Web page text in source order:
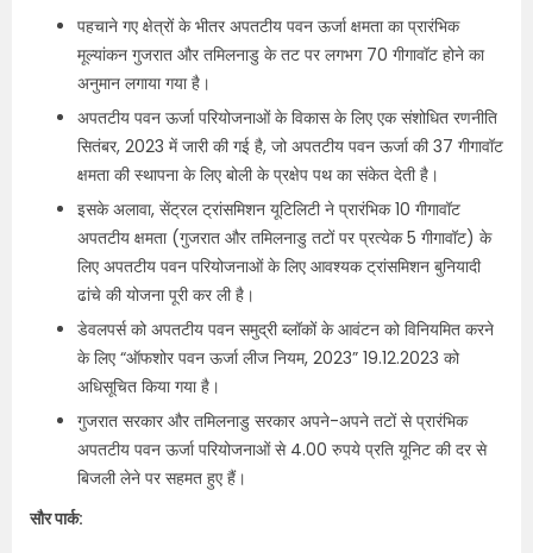
पहचाने गए क्षेत्रों के भीतर अपतटीय पवन ऊर्जा क्षमता का प्रारंभिक
मूल्यांकन गुजरात और तमिलनाडु के तट पर लगभग 70 गीगावॉट होने का
अनुमान लगाया गया है।
अपतटीय पवन ऊर्जा परियोजनाओं के विकास के लिए एक संशोधित रणनीति
सितंबर, 2023 में जारी की गई है, जो अपतटीय पवन ऊर्जा की 37 गीगावॉट
क्षमता की स्थापना के लिए बोली के प्रक्षेप पथ का संकेत देती है।
इसके अलावा, सेंट्रल ट्रांसमिशन यूटिलिटी ने प्रारंभिक 10 गीगावॉट
अपतटीय क्षमता (गुजरात और तमिलनाडु तटों पर प्रत्येक 5 गीगावॉट) के
लिए अपतटीय पवन परियोजनाओं के लिए आवश्यक ट्रांसमिशन बुनियादी
ढांचे की योजना पूरी कर ली है।
डेवलपर्स को अपतटीय पवन समुद्री ब्लॉकों के आवंटन को विनियमित करने
के लिए “ऑफशोर पवन ऊर्जा लीज नियम, 2023” 19.12.2023 को
अधिसूचित किया गया है।
गुजरात सरकार और तमिलनाडु सरकार अपने-अपने तटों से प्रारंभिक
अपतटीय पवन ऊर्जा परियोजनाओं से 4.00 रुपये प्रति यूनिट की दर से
बिजली लेने पर सहमत हुए हैं।
सौर पार्क: